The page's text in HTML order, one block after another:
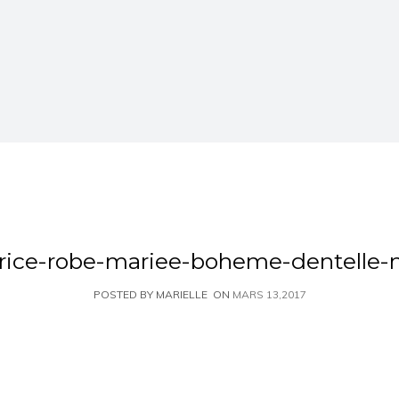
robe-mariee-boheme-dentelle-
POSTED BY MARIELLE ON MARS 13,2017